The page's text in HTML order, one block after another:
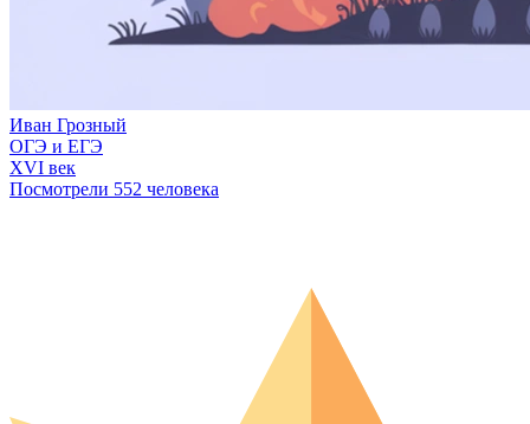
Иван Грозный
ОГЭ и ЕГЭ
XVI век
Посмотрели 552 человека